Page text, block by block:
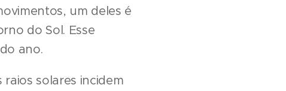
um deles é
do Sol. Esse
ano.
solares incidem